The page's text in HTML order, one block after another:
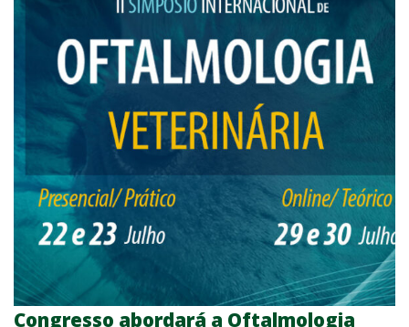
Congresso abordará a Oftalmologia